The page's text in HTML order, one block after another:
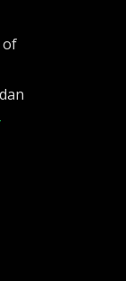
of